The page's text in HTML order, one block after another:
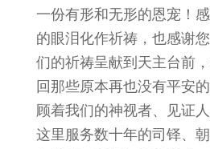
一份有形和无形的恩宠！
的眼泪化作祈祷，也感谢
们的祈祷呈献到天主台前
回那些原本再也没有平安
顾着我们的神视者、见证
这里服务数十年的司铎、